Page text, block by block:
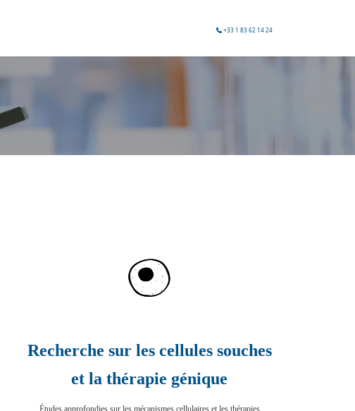
+33 1 83 62 14 24
Recherche sur les cellules souches
et la thérapie génique
Études approfondies sur les mécanismes cellulaires et les thérapies